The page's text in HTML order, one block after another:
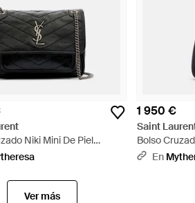
Niki Mini De Piel
- Negro
1 950 €
Saint
Bolso
Negro
En
Ver más